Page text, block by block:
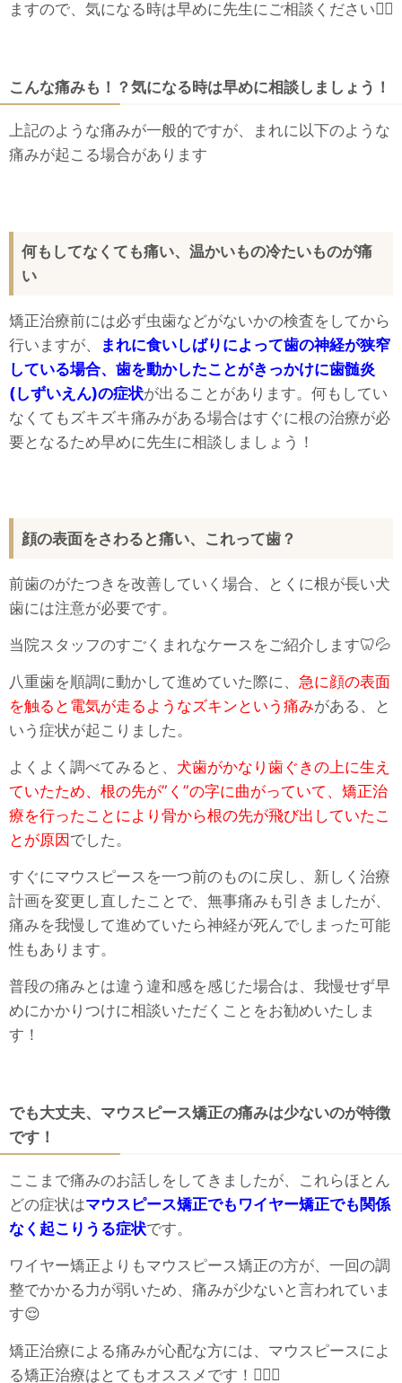
ますので、気になる時は早めに先生にご相談ください👩‍⚕️
こんな痛みも！？気になる時は早めに相談しましょう！
上記のような痛みが一般的ですが、まれに以下のような
痛みが起こる場合があります
何もしてなくても痛い、温かいもの冷たいものが痛
い
矯正治療前には必ず虫歯などがないかの検査をしてから
行いますが、
まれに食いしばりによって歯の神経が狭窄
している場合、歯を動かしたことがきっかけに歯髄炎
(しずいえん)の症状が出ることがあります。何もしてい
なくてもズキズキ痛みがある場合はすぐに根の治療が必
要となるため早めに先生に相談しましょう！
顔の表面をさわると痛い、これって歯？
前歯のがたつきを改善していく場合、とくに根が長い犬
歯には注意が必要です。
当院スタッフのすごくまれなケースをご紹介します🦷💦
八重歯を順調に動かして進めていた際に、 急に顔の表面
を触ると電気が走るようなズキンという痛みがある、と
いう症状が起こりました。
よくよく調べてみると、 犬歯がかなり歯ぐきの上に生え
ていたため、根の先が”く”の字に曲がっていて、矯正治
療を行ったことにより骨から根の先が飛び出していたこ
とが原因でした。
すぐにマウスピースを一つ前のものに戻し、新しく治療
計画を変更し直したことで、無事痛みも引きましたが、
痛みを我慢して進めていたら神経が死んでしまった可能
性もあります。
普段の痛みとは違う違和感を感じた場合は、我慢せず早
めにかかりつけに相談いただくことをお勧めいたしま
す！
でも大丈夫、マウスピース矯正の痛みは少ないのが特徴
です！
ここまで痛みのお話しをしてきましたが、これらほとん
どの症状はマウスピース矯正でもワイヤー矯正でも関係
なく起こりうる症状です。
ワイヤー矯正よりもマウスピース矯正の方が、一回の調
整でかかる力が弱いため、痛みが少ないと言われていま
す😌
矯正治療による痛みが心配な方には、マウスピースによ
る矯正治療はとてもオススメです！👩‍⚕️✨